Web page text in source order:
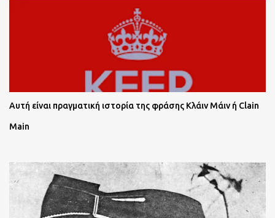
Αυτή είναι πραγματική ιστορία της φράσης Κλάιν Μάιν ή Clain
Main